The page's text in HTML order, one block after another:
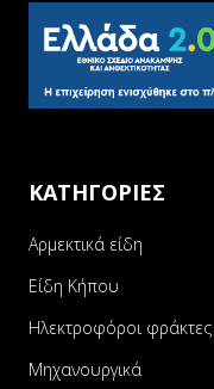
ΚΑΤΗΓΟΡΙΕΣ
Αρμεκτικά είδη
Είδη Κήπου
Ηλεκτροφόροι φράκτες
Μηχανουργικά